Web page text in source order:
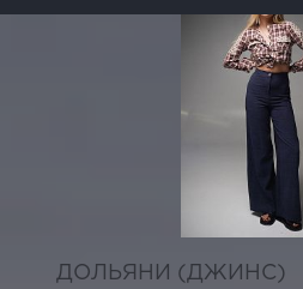
ДОЛЬЯНИ (ДЖИНС)